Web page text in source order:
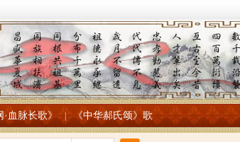
·血脉长歌》 《中华郝氏颂》歌